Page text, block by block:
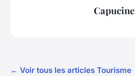
Capucine
← Voir tous les articles Tourisme